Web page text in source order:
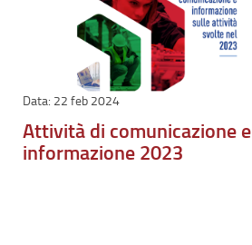
22 feb 2024
Attività di comunicazione e
informazione 2023